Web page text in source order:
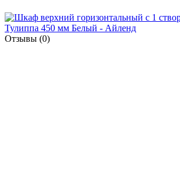
Отзывы (0)